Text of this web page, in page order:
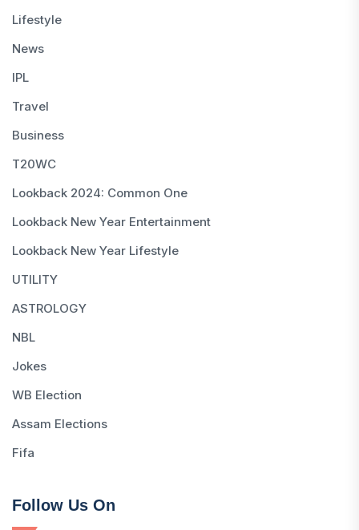
Lifestyle
News
IPL
Travel
Business
T20WC
Lookback 2024: Common One
Lookback New Year Entertainment
Lookback New Year Lifestyle
UTILITY
ASTROLOGY
NBL
Jokes
WB Election
Assam Elections
Fifa
Follow Us On